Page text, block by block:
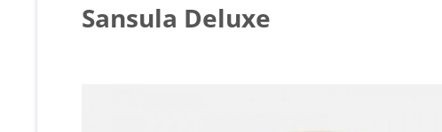
Sansula Deluxe